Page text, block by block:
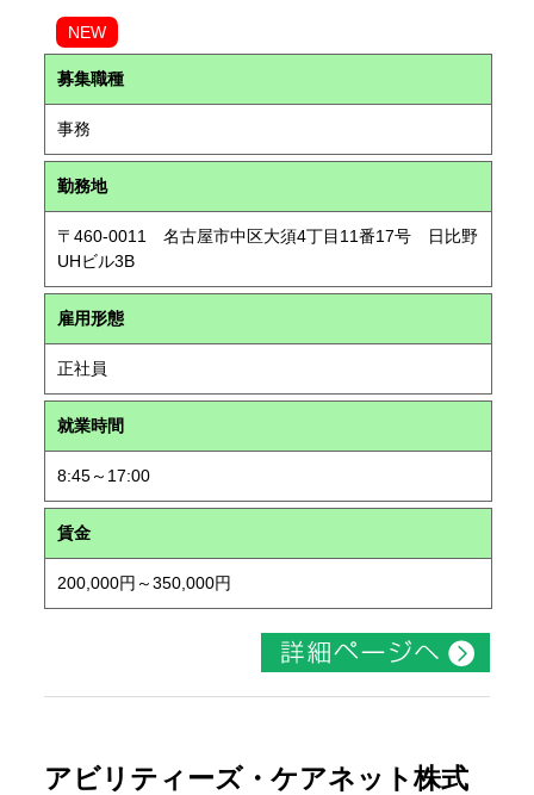
NEW
募集職種
事務
勤務地
〒460-0011 名古屋市中区大須4丁目11番17号 日比野
UHビル3B
雇用形態
正社員
就業時間
8:45～17:00
賃金
200,000円～350,000円
アビリティーズ・ケアネット株式